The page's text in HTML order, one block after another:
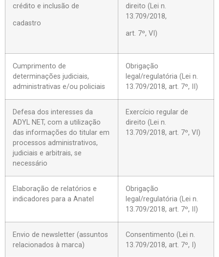
crédito e inclusão de
cadastro
direito (Lei n.
13.709/2018,
art. 7º, VI)
Cumprimento de
determinações judiciais,
administrativas e/ou policiais
Obrigação
legal/regulatória (Lei n.
13.709/2018, art. 7º, II)
Defesa dos interesses da
ADYL NET, com a utilização
das informações do titular em
processos administrativos,
judiciais e arbitrais, se
necessário
Exercício regular de
direito (Lei n.
13.709/2018, art. 7º, VI)
Elaboração de relatórios e
indicadores para a Anatel
Obrigação
legal/regulatória (Lei n.
13.709/2018, art. 7º, II)
Envio de newsletter (assuntos
relacionados à marca)
Consentimento (Lei n.
13.709/2018, art. 7º, I)